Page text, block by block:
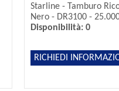
Starline - Tamburo
Nero - DR3100 -
Disponibilità: 0
RICHIEDI